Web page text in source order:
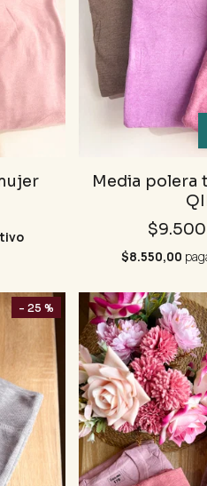
Media polera
$9.500
$8.550,00
- 25 %